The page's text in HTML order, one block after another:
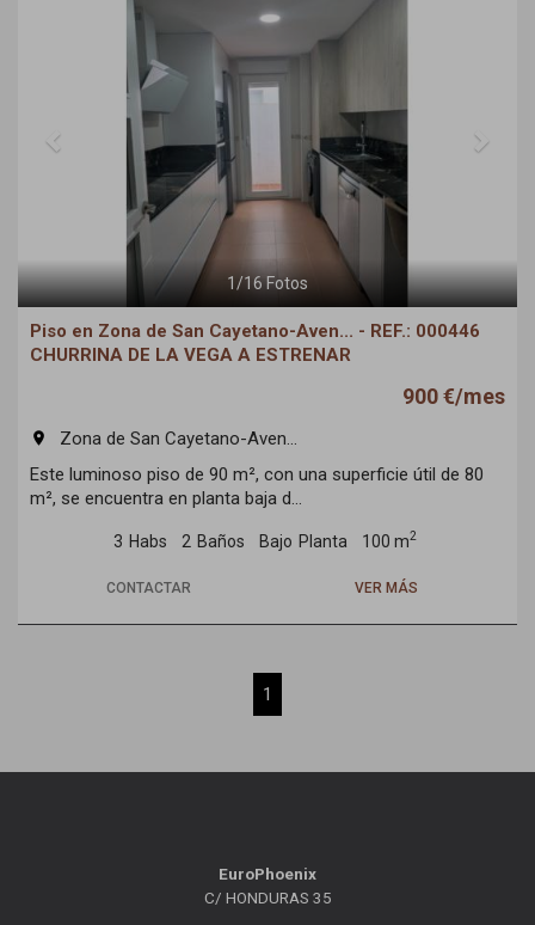
1 /16Fotos
Piso en Zona de San Cayetano-Aven... - REF.: 000446
CHURRINA DE LA VEGA A ESTRENAR
900 €/mes
room
Zona de San Cayetano-Aven...
Este luminoso piso de 90 m², con una superficie útil de 80
m², se encuentra en planta baja d...
3 Habs 2 Baños Bajo Planta 100 m2
CONTACTAR VER MÁS
1
EuroPhoenix
C/ HONDURAS 35